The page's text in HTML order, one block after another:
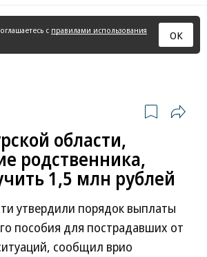
с правилами использования
ОК
области,
родственника,
1,5 млн рублей
утвердили порядок выплаты
пособия для пострадавших от
сообщил врио